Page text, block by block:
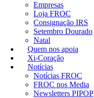
Empresas
Loja FROC
Consignação IRS
Setembro Dourado
Natal
Quem nos apoia
Xi-Coração
Notícias
Notícias FROC
FROC nos Media
Newsletters PIPOP